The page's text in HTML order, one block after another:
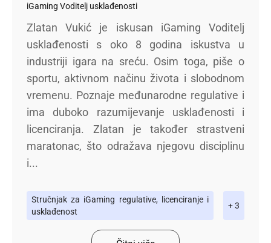
iGaming Voditelj usklađenosti
Zlatan Vukić je iskusan iGaming Voditelj
usklađenosti s oko 8 godina iskustva u
industriji igara na sreću. Osim toga, piše o
sportu, aktivnom načinu života i slobodnom
vremenu. Poznaje međunarodne regulative i
ima duboko razumijevanje usklađenosti i
licenciranja. Zlatan je također strastveni
maratonac, što odražava njegovu disciplinu
i...
Stručnjak za iGaming regulative, licenciranje i
usklađenost
+ 3